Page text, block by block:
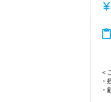
currency_yen
content_paste
＜
・
・